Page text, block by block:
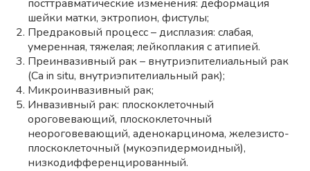
посттравматические изменения: деформация
шейки матки, эктропион, фистулы;
Предраковый процесс – дисплазия: слабая,
умеренная, тяжелая; лейкоплакия с атипией.
Преинвазивный рак – внутриэпителиальный рак
(Ca in situ, внутриэпителиальный рак);
Микроинвазивный рак;
Инвазивный рак: плоскоклеточный
ороговевающий, плоскоклеточный
неороговевающий, аденокарцинома, железисто-
плоскоклеточный (мукоэпидермоидный),
низкодифференцированный.